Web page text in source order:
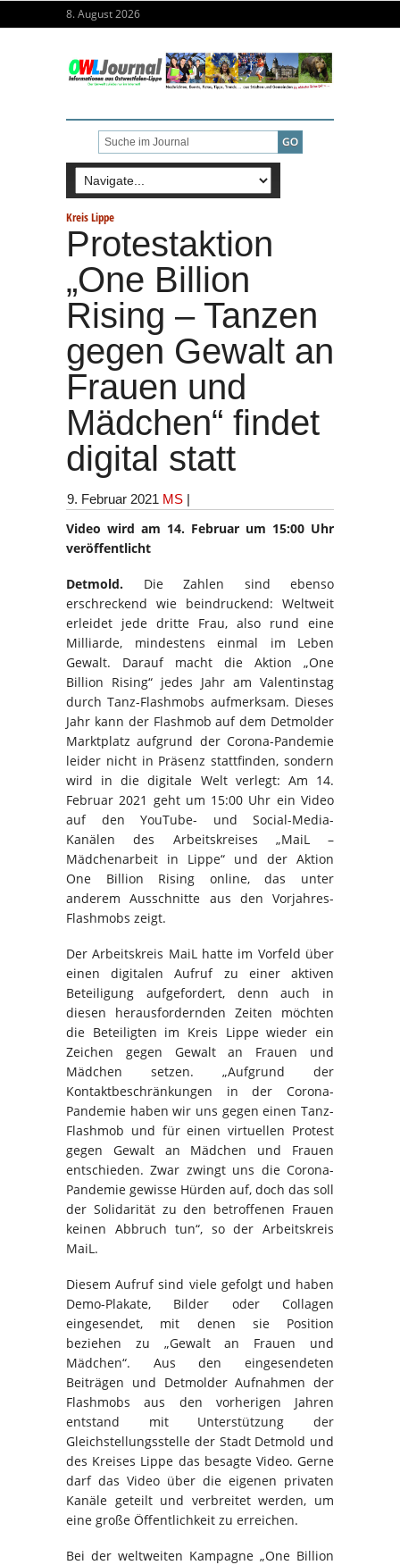
8. August 2026
Kreis Lippe
Protestaktion
„One Billion
Rising – Tanzen
gegen Gewalt an
Frauen und
Mädchen“ findet
digital statt
9. Februar 2021 MS |
Video wird am 14. Februar um 15:00 Uhr
veröffentlicht
Detmold. Die Zahlen sind ebenso
erschreckend wie beindruckend: Weltweit
erleidet jede dritte Frau, also rund eine
Milliarde, mindestens einmal im Leben
Gewalt. Darauf macht die Aktion „One
Billion Rising“ jedes Jahr am Valentinstag
durch Tanz-Flashmobs aufmerksam. Dieses
Jahr kann der Flashmob auf dem Detmolder
Marktplatz aufgrund der Corona-Pandemie
leider nicht in Präsenz stattfinden, sondern
wird in die digitale Welt verlegt: Am 14.
Februar 2021 geht um 15:00 Uhr ein Video
auf den YouTube- und Social-Media-
Kanälen des Arbeitskreises „MaiL –
Mädchenarbeit in Lippe“ und der Aktion
One Billion Rising online, das unter
anderem Ausschnitte aus den Vorjahres-
Flashmobs zeigt.
Der Arbeitskreis MaiL hatte im Vorfeld über
einen digitalen Aufruf zu einer aktiven
Beteiligung aufgefordert, denn auch in
diesen herausfordernden Zeiten möchten
die Beteiligten im Kreis Lippe wieder ein
Zeichen gegen Gewalt an Frauen und
Mädchen setzen. „Aufgrund der
Kontaktbeschränkungen in der Corona-
Pandemie haben wir uns gegen einen Tanz-
Flashmob und für einen virtuellen Protest
gegen Gewalt an Mädchen und Frauen
entschieden. Zwar zwingt uns die Corona-
Pandemie gewisse Hürden auf, doch das soll
der Solidarität zu den betroffenen Frauen
keinen Abbruch tun“, so der Arbeitskreis
MaiL.
Diesem Aufruf sind viele gefolgt und haben
Demo-Plakate, Bilder oder Collagen
eingesendet, mit denen sie Position
beziehen zu „Gewalt an Frauen und
Mädchen“. Aus den eingesendeten
Beiträgen und Detmolder Aufnahmen der
Flashmobs aus den vorherigen Jahren
entstand mit Unterstützung der
Gleichstellungsstelle der Stadt Detmold und
des Kreises Lippe das besagte Video. Gerne
darf das Video über die eigenen privaten
Kanäle geteilt und verbreitet werden, um
eine große Öffentlichkeit zu erreichen.
Bei der weltweiten Kampagne „One Billion